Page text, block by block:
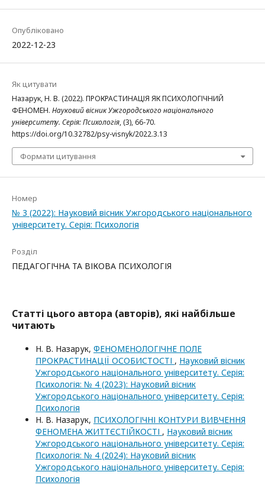
Опубліковано
2022-12-23
Як цитувати
Назарук, Н. В. (2022). ПРОКРАСТИНАЦІЯ ЯК ПСИХОЛОГІЧНИЙ
ФЕНОМЕН. Науковий вісник Ужгородського національного
університету. Серія: Психологія, (3), 66-70.
https://doi.org/10.32782/psy-visnyk/2022.3.13
Формати цитування
Номер
№ 3 (2022): Науковий вісник Ужгородського національного
університету. Серія: Психологія
Розділ
ПЕДАГОГІЧНА ТА ВІКОВА ПСИХОЛОГІЯ
Статті цього автора (авторів), які найбільше
читають
Н. В. Назарук, ФЕНОМЕНОЛОГІЧНЕ ПОЛЕ
ПРОКРАСТИНАЦІЇ ОСОБИСТОСТІ , Науковий вісник
Ужгородського національного університету. Серія:
Психологія: № 4 (2023): Науковий вісник
Ужгородського національного університету. Серія:
Психологія
Н. В. Назарук, ПСИХОЛОГІЧНІ КОНТУРИ ВИВЧЕННЯ
ФЕНОМЕНА ЖИТТЄСТІЙКОСТІ , Науковий вісник
Ужгородського національного університету. Серія:
Психологія: № 4 (2024): Науковий вісник
Ужгородського національного університету. Серія:
Психологія